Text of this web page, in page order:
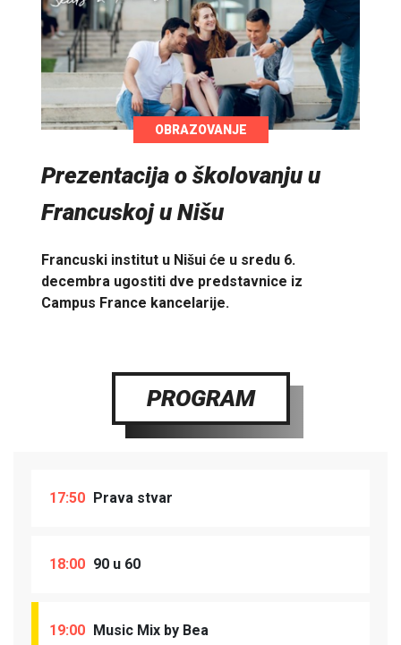
OBRAZOVANJE
Prezentacija o školovanju u
Francuskoj u Nišu
Francuski institut u Nišui će u sredu 6.
decembra ugostiti dve predstavnice iz
Campus France kancelarije.
PROGRAM
17:50 Prava stvar
18:00 90 u 60
19:00 Music Mix by Bea